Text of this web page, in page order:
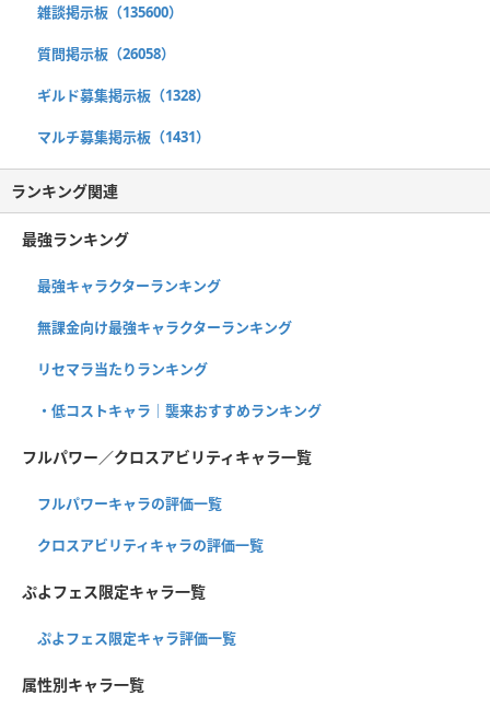
雑談掲示板（135600）
質問掲示板（26058）
ギルド募集掲示板（1328）
マルチ募集掲示板（1431）
ランキング関連
最強ランキング
最強キャラクターランキング
無課金向け最強キャラクターランキング
リセマラ当たりランキング
・低コストキャラ｜襲来おすすめランキング
フルパワー／クロスアビリティキャラ一覧
フルパワーキャラの評価一覧
クロスアビリティキャラの評価一覧
ぷよフェス限定キャラ一覧
ぷよフェス限定キャラ評価一覧
属性別キャラ一覧